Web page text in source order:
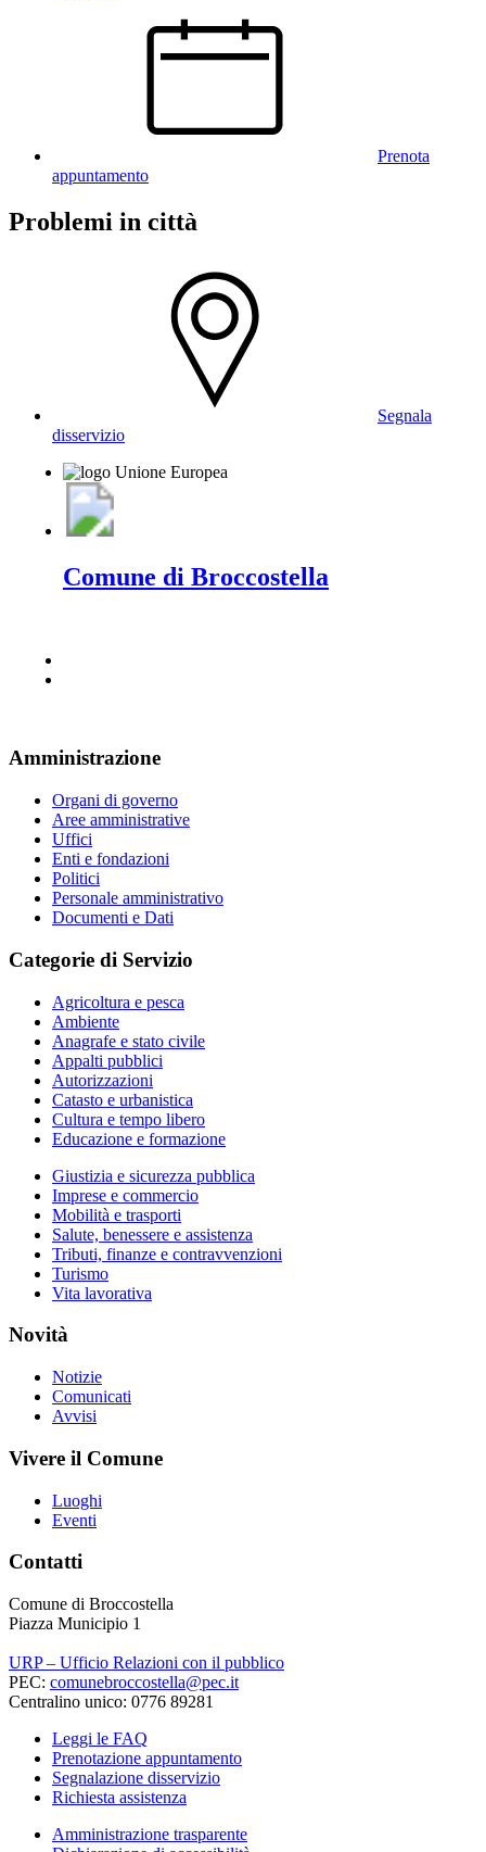
Prenota
appuntamento
Problemi in città
Segnala
disservizio
Comune di Broccostella
Amministrazione
Organi di governo
Aree amministrative
Uffici
Enti e fondazioni
Politici
Personale amministrativo
Documenti e Dati
Categorie di Servizio
Agricoltura e pesca
Ambiente
Anagrafe e stato civile
Appalti pubblici
Autorizzazioni
Catasto e urbanistica
Cultura e tempo libero
Educazione e formazione
Giustizia e sicurezza pubblica
Imprese e commercio
Mobilità e trasporti
Salute, benessere e assistenza
Tributi, finanze e contravvenzioni
Turismo
Vita lavorativa
Novità
Notizie
Comunicati
Avvisi
Vivere il Comune
Luoghi
Eventi
Contatti
Comune di Broccostella
Piazza Municipio 1
URP – Ufficio Relazioni con il pubblico
PEC: comunebroccostella@pec.it
Centralino unico: 0776 89281
Leggi le FAQ
Prenotazione appuntamento
Segnalazione disservizio
Richiesta assistenza
Amministrazione trasparente